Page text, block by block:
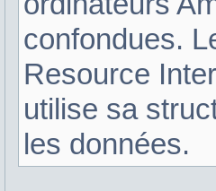
confondues.
Resource
utilise sa
les données.